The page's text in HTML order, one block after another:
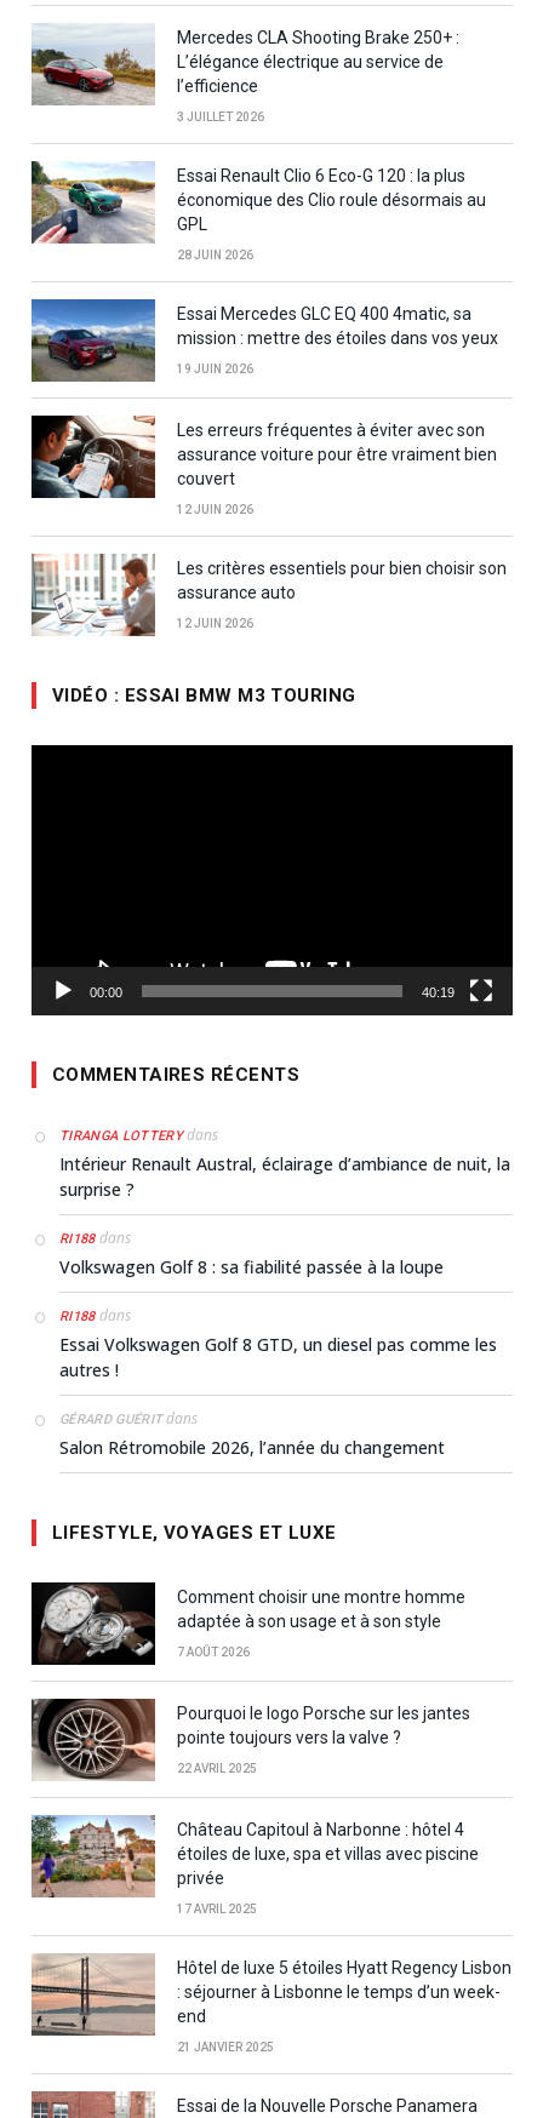
Mercedes CLA Shooting Brake 250+ :
L’élégance électrique au service de
l’efficience
3 JUILLET 2026
Essai Renault Clio 6 Eco-G 120 : la plus
économique des Clio roule désormais au
GPL
28 JUIN 2026
Essai Mercedes GLC EQ 400 4matic, sa
mission : mettre des étoiles dans vos yeux
19 JUIN 2026
Les erreurs fréquentes à éviter avec son
assurance voiture pour être vraiment bien
couvert
12 JUIN 2026
Les critères essentiels pour bien choisir son
assurance auto
12 JUIN 2026
VIDÉO : ESSAI BMW M3 TOURING
00:00 40:19
COMMENTAIRES RÉCENTS
TIRANGA LOTTERYdans
Intérieur Renault Austral, éclairage d’ambiance de nuit, la
surprise ?
RI188dans
Volkswagen Golf 8 : sa fiabilité passée à la loupe
RI188dans
Essai Volkswagen Golf 8 GTD, un diesel pas comme les
autres !
GÉRARD GUÉRITdans
Salon Rétromobile 2026, l’année du changement
LIFESTYLE, VOYAGES ET LUXE
Comment choisir une montre homme
adaptée à son usage et à son style
7 AOÛT 2026
Pourquoi le logo Porsche sur les jantes
pointe toujours vers la valve ?
22 AVRIL 2025
Château Capitoul à Narbonne : hôtel 4
étoiles de luxe, spa et villas avec piscine
privée
17 AVRIL 2025
Hôtel de luxe 5 étoiles Hyatt Regency Lisbon
: séjourner à Lisbonne le temps d’un week-
end
21 JANVIER 2025
Essai de la Nouvelle Porsche Panamera